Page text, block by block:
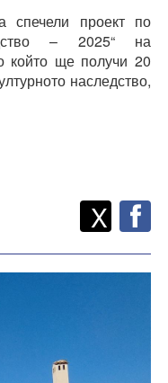
спечели проект по
– 2025“ на
който ще получи 20
наследство,
Споделете
X